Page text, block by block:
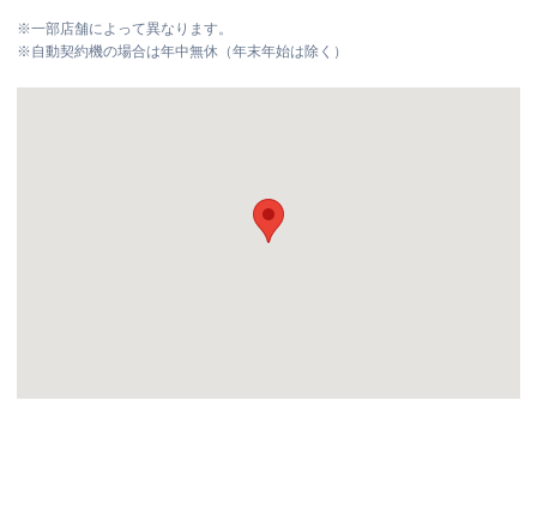
※一部店舗によって異なります。
※自動契約機の場合は年中無休（年末年始は除く）